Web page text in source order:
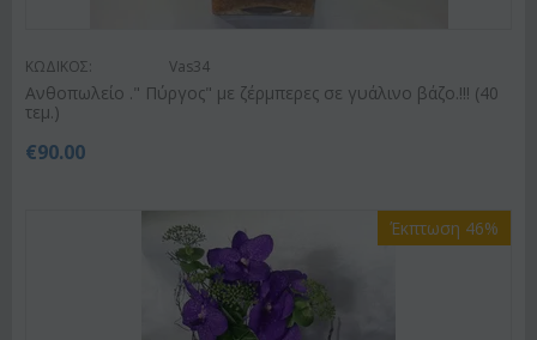
ΚΩΔΙΚΟΣ: Vas34
Ανθοπωλείο ." Πύργος" με ζέρμπερες σε γυάλινο βάζο.!!! (40
τεμ.)
€90.00
Έκπτωση 46%